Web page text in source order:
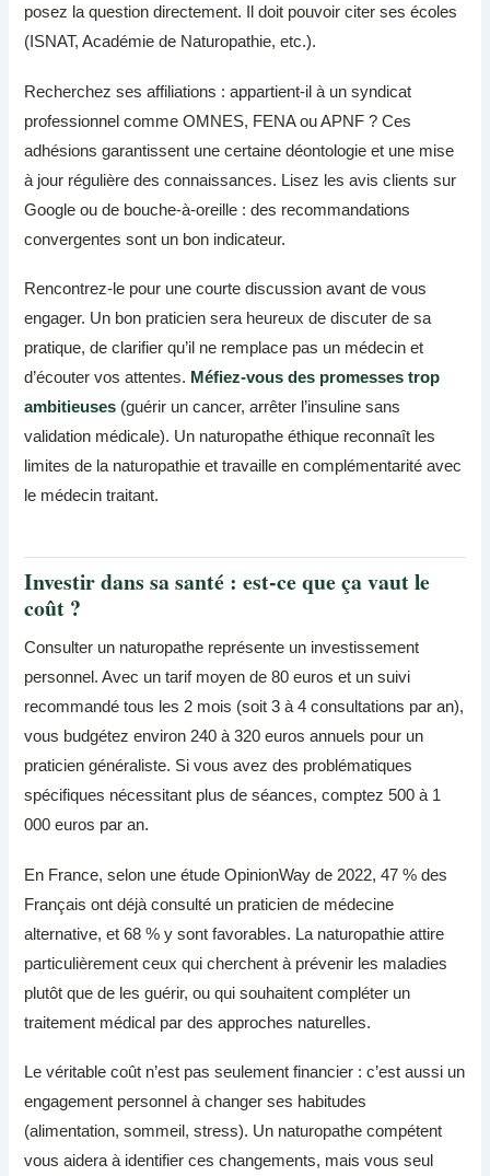
posez la question directement. Il doit pouvoir citer ses écoles
(ISNAT, Académie de Naturopathie, etc.).
Recherchez ses affiliations : appartient-il à un syndicat
professionnel comme OMNES, FENA ou APNF ? Ces
adhésions garantissent une certaine déontologie et une mise
à jour régulière des connaissances. Lisez les avis clients sur
Google ou de bouche-à-oreille : des recommandations
convergentes sont un bon indicateur.
Rencontrez-le pour une courte discussion avant de vous
engager. Un bon praticien sera heureux de discuter de sa
pratique, de clarifier qu’il ne remplace pas un médecin et
d’écouter vos attentes. Méfiez-vous des promesses trop
ambitieuses (guérir un cancer, arrêter l’insuline sans
validation médicale). Un naturopathe éthique reconnaît les
limites de la naturopathie et travaille en complémentarité avec
le médecin traitant.
Investir dans sa santé : est-ce que ça vaut le
coût ?
Consulter un naturopathe représente un investissement
personnel. Avec un tarif moyen de 80 euros et un suivi
recommandé tous les 2 mois (soit 3 à 4 consultations par an),
vous budgétez environ 240 à 320 euros annuels pour un
praticien généraliste. Si vous avez des problématiques
spécifiques nécessitant plus de séances, comptez 500 à 1
000 euros par an.
En France, selon une étude OpinionWay de 2022, 47 % des
Français ont déjà consulté un praticien de médecine
alternative, et 68 % y sont favorables. La naturopathie attire
particulièrement ceux qui cherchent à prévenir les maladies
plutôt que de les guérir, ou qui souhaitent compléter un
traitement médical par des approches naturelles.
Le véritable coût n’est pas seulement financier : c’est aussi un
engagement personnel à changer ses habitudes
(alimentation, sommeil, stress). Un naturopathe compétent
vous aidera à identifier ces changements, mais vous seul